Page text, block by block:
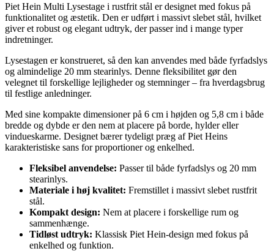
Piet Hein Multi Lysestage i rustfrit stål er designet med fokus på
funktionalitet og æstetik. Den er udført i massivt slebet stål, hvilket
giver et robust og elegant udtryk, der passer ind i mange typer
indretninger.
Lysestagen er konstrueret, så den kan anvendes med både fyrfadslys
og almindelige 20 mm stearinlys. Denne fleksibilitet gør den
velegnet til forskellige lejligheder og stemninger – fra hverdagsbrug
til festlige anledninger.
Med sine kompakte dimensioner på 6 cm i højden og 5,8 cm i både
bredde og dybde er den nem at placere på borde, hylder eller
vindueskarme. Designet bærer tydeligt præg af Piet Heins
karakteristiske sans for proportioner og enkelhed.
Fleksibel anvendelse: Passer til både fyrfadslys og 20 mm
stearinlys.
Materiale i høj kvalitet: Fremstillet i massivt slebet rustfrit
stål.
Kompakt design: Nem at placere i forskellige rum og
sammenhænge.
Tidløst udtryk: Klassisk Piet Hein-design med fokus på
enkelhed og funktion.